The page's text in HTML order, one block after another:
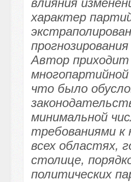
влияния
характер
Автор приходит
что было
минимальной
требованиями к
всех областях,
столице,
политических